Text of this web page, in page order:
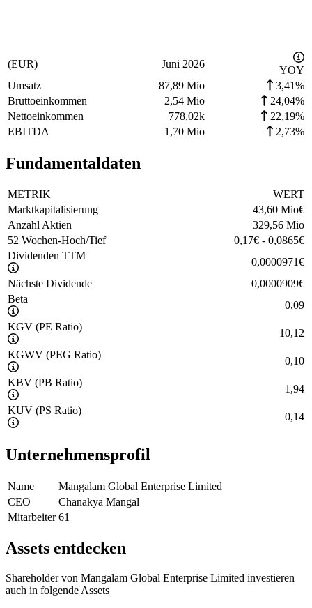
(EUR) Juni 2026
YOY
Umsatz
87,89 Mio
3,41%
Bruttoeinkommen
2,54 Mio
24,04%
Nettoeinkommen
778,02k
22,19%
EBITDA
1,70 Mio 2,73%
Fundamentaldaten
METRIK
WERT
Marktkapitalisierung
43,60 Mio€
Anzahl Aktien
329,56 Mio
52 Wochen-Hoch/Tief
0,17€ - 0,0865€
Dividenden TTM
0,0000971€
Nächste Dividende
0,0000909€
Beta
0,09
KGV (PE Ratio)
10,12
KGWV (PEG Ratio)
0,10
KBV (PB Ratio)
1,94
KUV (PS Ratio)
0,14
Unternehmensprofil
Name
Mangalam Global Enterprise Limited
CEO
Chanakya Mangal
Mitarbeiter 61
Assets entdecken
Shareholder von Mangalam Global Enterprise Limited investieren
auch in folgende Assets